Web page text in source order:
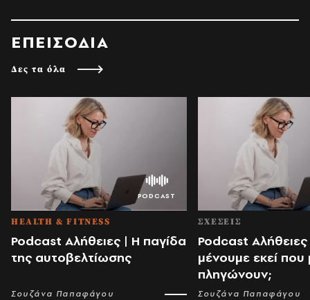
ΕΠΕΙΣΟΔΙΑ
Δες τα όλα
HEALTH & FITNESS
Podcast Αλήθειες | Η παγίδα
της αυτοβελτίωσης
Σουζάνα Παπαφάγου
ΣΧΕΣΕΙΣ
Podcast Αλήθειες
μένουμε εκεί που
πληγώνουν;
Σουζάνα Παπαφάγου